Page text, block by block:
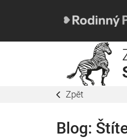
Zpět
Blog: